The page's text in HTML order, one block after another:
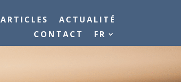
ARTICLES
ACTUALITÉ
CONTACT
FR